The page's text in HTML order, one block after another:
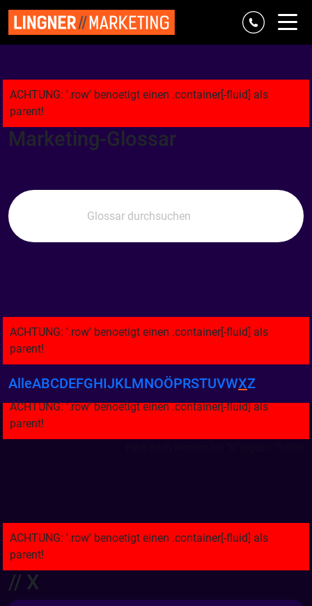
Classic
Agentur
Marketing-Glossar
AlleABCDEFGHIJKLMNOÖPRSTUVWXZ
// X